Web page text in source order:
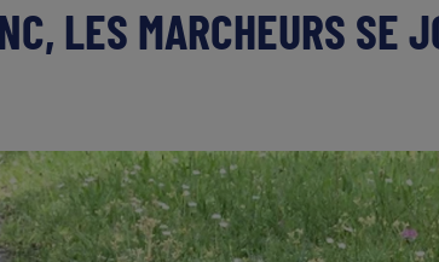
LES MARCHEURS SE